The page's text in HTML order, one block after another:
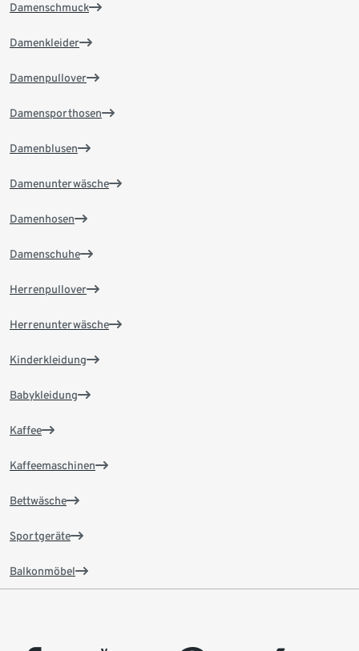
Damenschmuck
Damenkleider
Damenpullover
Damensporthosen
Damenblusen
Damenunterwäsche
Damenhosen
Damenschuhe
Herrenpullover
Herrenunterwäsche
Kinderkleidung
Babykleidung
Kaffee
Kaffeemaschinen
Bettwäsche
Sportgeräte
Balkonmöbel